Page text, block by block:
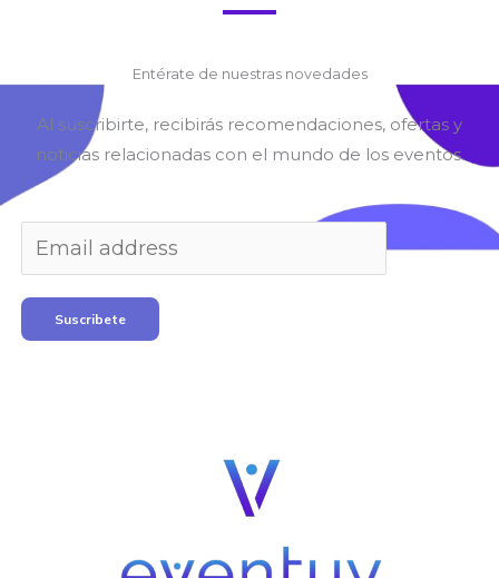
Entérate de nuestras novedades
Al suscribirte, recibirás recomendaciones, ofertas y
noticias relacionadas con el mundo de los eventos.
Suscribete